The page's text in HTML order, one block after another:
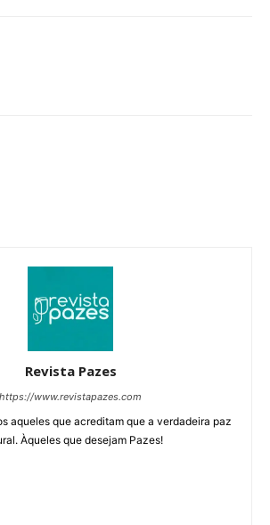
Revista Pazes
https://www.revistapazes.com
aqueles que acreditam que a verdadeira paz
Àqueles que desejam Pazes!